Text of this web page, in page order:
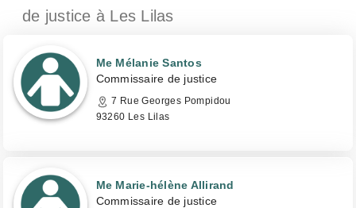
de justice à Les Lilas
Me Mélanie Santos
Commissaire de justice
7 Rue Georges Pompidou
93260 Les Lilas
Me Marie-hélène Allirand
Commissaire de justice